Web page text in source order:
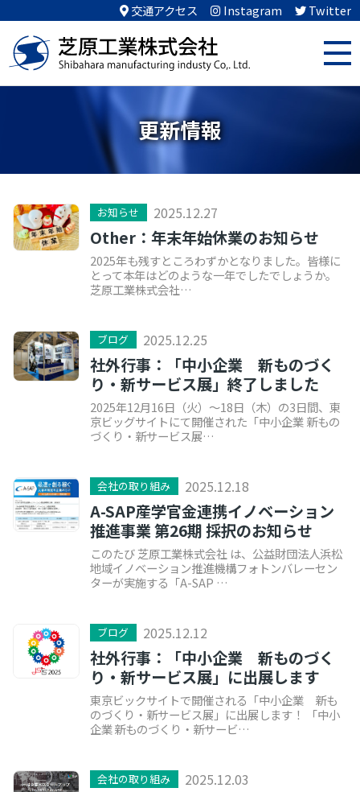
交通アクセス Instagram Twitter
更新情報
お知らせ 2025.12.27
Other：年末年始休業のお知らせ
2025年も残すところわずかとなりました。皆様に
とって本年はどのような一年でしたでしょうか。
芝原工業株式会社…
ブログ 2025.12.25
社外行事：「中小企業 新ものづく
り・新サービス展」終了しました
2025年12月16日（火）～18日（木）の3日間、東
京ビッグサイトにて開催された「中小企業 新もの
づくり・新サービス展…
会社の取り組み 2025.12.18
A-SAP産学官金連携イノベーション
推進事業 第26期 採択のお知らせ
このたび 芝原工業株式会社 は、公益財団法人浜松
地域イノベーション推進機構フォトンバレーセン
ターが実施する「A-SAP …
ブログ 2025.12.12
社外行事：「中小企業 新ものづく
り・新サービス展」に出展します
東京ビックサイトで開催される「中小企業 新も
のづくり・新サービス展」に出展します！ 「中小
企業 新ものづくり・新サービ…
会社の取り組み 2025.12.03